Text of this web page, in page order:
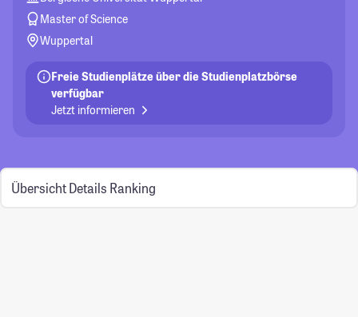
Master of Science
Wuppertal
Freie Studienplätze über die Studienplatzbörse
verfügbar
Jetzt informieren
Übersicht Details Ranking